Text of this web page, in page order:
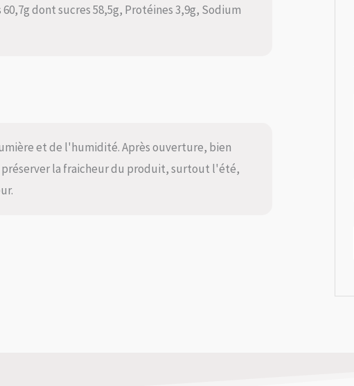
dont sucres 58,5g, Protéines 3,9g, Sodium
et de l'humidité. Après ouverture, bien
préserver la fraicheur du produit, surtout l'été,